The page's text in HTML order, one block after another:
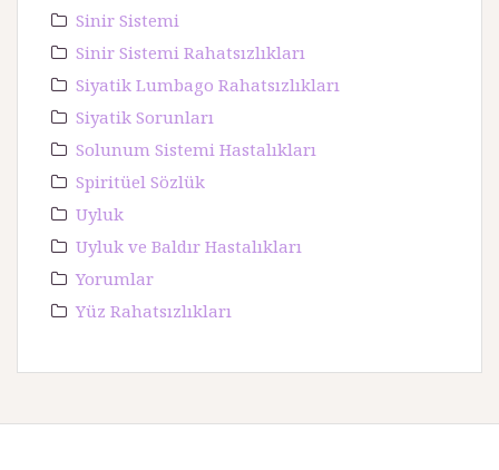
Sinir Sistemi
Sinir Sistemi Rahatsızlıkları
Siyatik Lumbago Rahatsızlıkları
Siyatik Sorunları
Solunum Sistemi Hastalıkları
Spiritüel Sözlük
Uyluk
Uyluk ve Baldır Hastalıkları
Yorumlar
Yüz Rahatsızlıkları